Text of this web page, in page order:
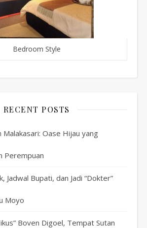
Bedroom Style
RECENT POSTS
Malakasari: Oase Hijau yang
Perempuan
Jadwal Bupati, dan Jadi “Dokter”
Moyo
Boven Digoel, Tempat Sutan